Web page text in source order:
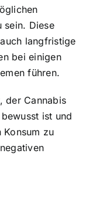
sein. Diese
langfristige
bei einigen
führen.
der Cannabis
ist und
Konsum zu